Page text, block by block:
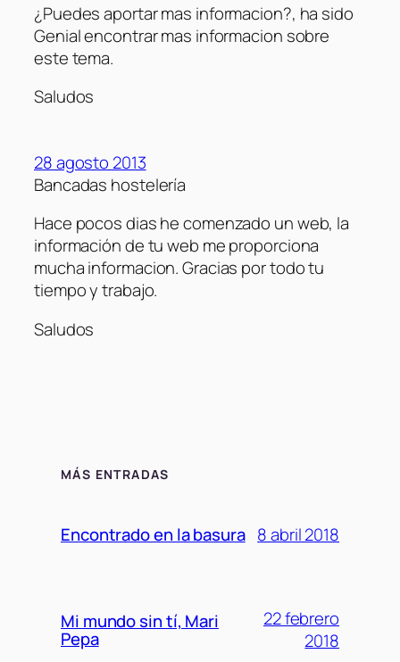
¿Puedes aportar mas informacion?, ha sido
Genial encontrar mas informacion sobre
este tema.
Saludos
28 agosto 2013
Bancadas hostelería
Hace pocos dias he comenzado un web, la
información de tu web me proporciona
mucha informacion. Gracias por todo tu
tiempo y trabajo.
Saludos
MÁS ENTRADAS
Encontrado en la basura 8 abril 2018
Mi mundo sin tí, Mari
Pepa
22 febrero
2018